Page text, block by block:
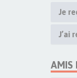
Je
J’ai
AMIS